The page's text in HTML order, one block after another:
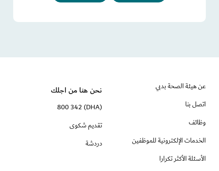
عن هيئة الصحة بدبي
اتصل بنا
وظائف
الخدمات الإلكترونية للموظفين
الأسئلة الأكثر تكرارا
نحن هنا من اجلك
(DHA) 800 342
تقديم شكوى
دردشة